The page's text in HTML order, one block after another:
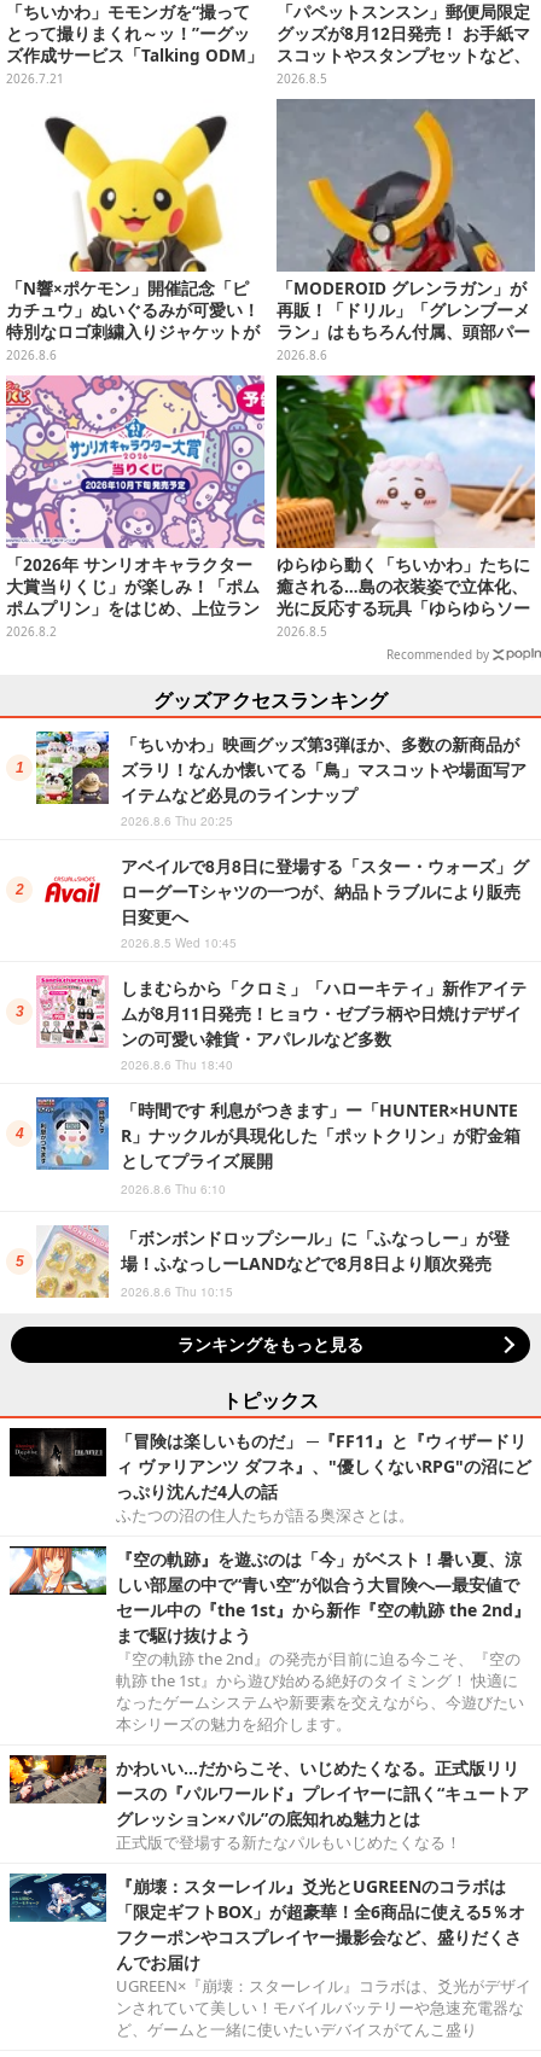
「ちいかわ」モモンガを“撮って
とって撮りまくれ～ッ！”ーグッ
ズ作成サービス「Talking ODM」
に可愛いくてユニークなデザイン
2026.7.21
「パペットスンスン」郵便局限定
グッズが8月12日発売！ お手紙マ
スコットやスタンプセットなど、
可愛すぎる全5アイテムがライン
ナップ
2026.8.5
「N響×ポケモン」開催記念「ピ
カチュウ」ぬいぐるみが可愛い！
特別なロゴ刺繍入りジャケットが
オシャレ
2026.8.6
「MODEROID グレンラガン」が
再販！「ドリル」「グレンブーメ
ラン」はもちろん付属、頭部パー
ツを組み替えると「ラガン」も再
現可能
2026.8.6
「2026年 サンリオキャラクター
大賞当りくじ」が楽しみ！「ポム
ポムプリン」をはじめ、上位ラン
クインが登場するスペシャル企画
2026.8.2
ゆらゆら動く「ちいかわ」たちに
癒される…島の衣装姿で立体化、
光に反応する玩具「ゆらゆらソー
ラー」全8種が全国アミューズメ
ント施設にて展開
2026.8.5
Recommended by
グッズアクセスランキング
「ちいかわ」映画グッズ第3弾ほか、多数の新商品が
ズラリ！なんか懐いてる「鳥」マスコットや場面写ア
イテムなど必見のラインナップ
2026.8.6 Thu 20:25
アベイルで8月8日に登場する「スター・ウォーズ」グ
ローグーTシャツの一つが、納品トラブルにより販売
日変更へ
2026.8.5 Wed 10:45
しまむらから「クロミ」「ハローキティ」新作アイテ
ムが8月11日発売！ヒョウ・ゼブラ柄や日焼けデザイ
ンの可愛い雑貨・アパレルなど多数
2026.8.6 Thu 18:40
「時間です 利息がつきます」ー「HUNTER×HUNTE
R」ナックルが具現化した「ポットクリン」が貯金箱
としてプライズ展開
2026.8.6 Thu 6:10
「ボンボンドロップシール」に「ふなっしー」が登
場！ふなっしーLANDなどで8月8日より順次発売
2026.8.6 Thu 10:15
ランキングをもっと見る
トピックス
「冒険は楽しいものだ」 ─『FF11』と『ウィザードリ
ィ ヴァリアンツ ダフネ』、"優しくないRPG"の沼にど
っぷり沈んだ4人の話
ふたつの沼の住人たちが語る奥深さとは。
『空の軌跡』を遊ぶのは「今」がベスト！暑い夏、涼
しい部屋の中で“青い空”が似合う大冒険へ―最安値で
セール中の『the 1st』から新作『空の軌跡 the 2nd』
まで駆け抜けよう
『空の軌跡 the 2nd』の発売が目前に迫る今こそ、『空の
軌跡 the 1st』から遊び始める絶好のタイミング！ 快適に
なったゲームシステムや新要素を交えながら、今遊びたい
本シリーズの魅力を紹介します。
かわいい…だからこそ、いじめたくなる。正式版リリ
ースの『パルワールド』プレイヤーに訊く“キュートア
グレッション×パル”の底知れぬ魅力とは
正式版で登場する新たなパルもいじめたくなる！
『崩壊：スターレイル』爻光とUGREENのコラボは
「限定ギフトBOX」が超豪華！全6商品に使える5％オ
フクーポンやコスプレイヤー撮影会など、盛りだくさ
んでお届け
UGREEN×『崩壊：スターレイル』コラボは、爻光がデザイ
ンされていて美しい！モバイルバッテリーや急速充電器な
ど、ゲームと一緒に使いたいデバイスがてんこ盛り